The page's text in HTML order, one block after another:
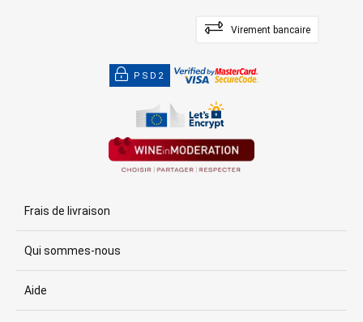
Virement bancaire
PSD2
Frais de livraison
Qui sommes-nous
Aide